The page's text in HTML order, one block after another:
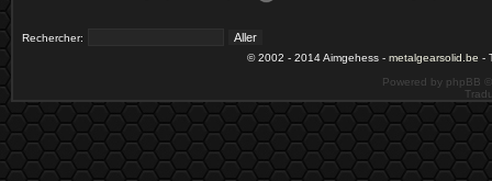
Rechercher:
© 2002 - 2014 Aimgehess - metalgearsolid.be -
Powered by phpBB